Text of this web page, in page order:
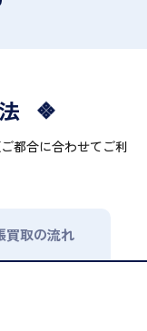
都合に合わせてご利
買取の流れ